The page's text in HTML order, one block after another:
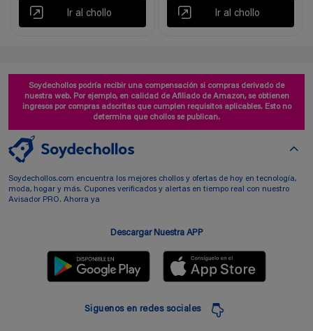
Ir al chollo Ir al chollo
Soydechollos podría recibir una compensación si compras derivado de
nuestra web. Por ejemplo, en calidad de Afiliado de Amazon, se obtienen
ingresos por compras adscritas que cumplen requisitos aplicables. Esto no
determina que chollos se publican.
Soydechollos.com encuentra los mejores chollos y ofertas de hoy en tecnología,
moda, hogar y más. Cupones verificados y alertas en tiempo real con nuestro
Avisador PRO. Ahorra ya
Descargar Nuestra APP
Siguenos en redes sociales